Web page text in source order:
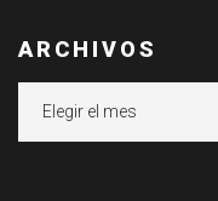
ARCHIVOS